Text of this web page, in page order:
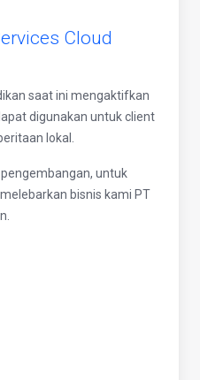
Cloud
saat ini mengaktifkan
digunakan untuk client
lokal.
untuk
bisnis kami PT